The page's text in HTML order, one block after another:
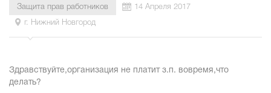
Защита прав работников 14 Апреля 2017
г. Нижний Новгород
Здравствуйте,организация не платит з.п. вовремя,что
делать?